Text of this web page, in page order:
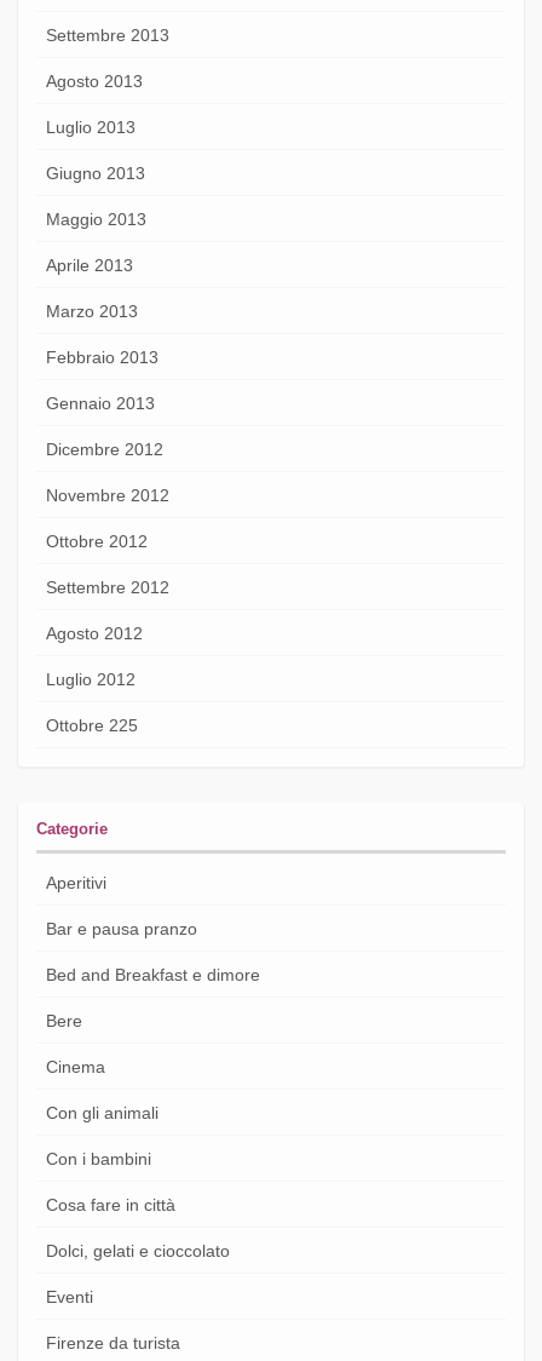
Settembre 2013
Agosto 2013
Luglio 2013
Giugno 2013
Maggio 2013
Aprile 2013
Marzo 2013
Febbraio 2013
Gennaio 2013
Dicembre 2012
Novembre 2012
Ottobre 2012
Settembre 2012
Agosto 2012
Luglio 2012
Ottobre 225
Categorie
Aperitivi
Bar e pausa pranzo
Bed and Breakfast e dimore
Bere
Cinema
Con gli animali
Con i bambini
Cosa fare in città
Dolci, gelati e cioccolato
Eventi
Firenze da turista